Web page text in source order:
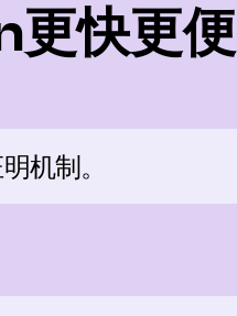
快更便
机制。